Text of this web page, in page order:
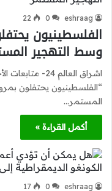
eshraag
0
22
وسط التهجير
اشراق العالم 24-
المستمر…
أكمل القراءة »
eshraag
0
17